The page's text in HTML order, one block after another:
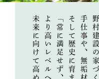
野村建設の家づくりは
手仕事や、
未来に向けて